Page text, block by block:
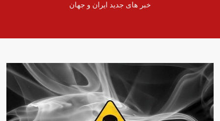
آمار تازه وزارت بهداشت از جانباختگان جنگ اخیر
اختلال بانک‌های کشور برطرف شد
سنتکام خبر بسته شدن تنگه هرمز را رد کرد!
خبرنگار الجزیره: آغاز استفاده ایران از منابع مالی مسدود شده
دلار در چند ساعت ۱۲ هزار تومان عقب‌نشینی کرد
خبر های جدید ایران و جهان